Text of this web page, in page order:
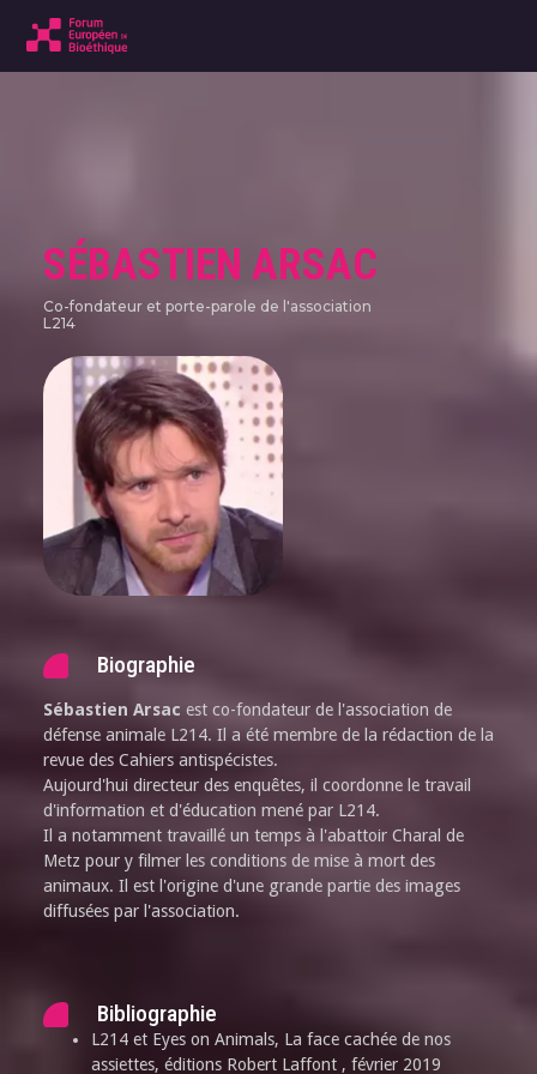
SÉBASTIEN ARSAC
Co-fondateur et porte-parole de l'association
L214
Biographie
Sébastien Arsac est co-fondateur de l'association de
défense animale L214. Il a été membre de la rédaction de la
revue des Cahiers antispécistes.
Aujourd'hui directeur des enquêtes, il coordonne le travail
d'information et d'éducation mené par L214.
Il a notamment travaillé un temps à l'abattoir Charal de
Metz pour y filmer les conditions de mise à mort des
animaux. Il est l'origine d'une grande partie des images
diffusées par l'association.
Bibliographie
L214 et Eyes on Animals, La face cachée de nos
assiettes, éditions Robert Laffont , février 2019